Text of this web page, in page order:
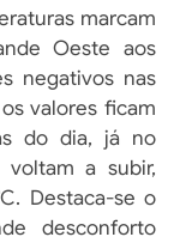
marcam
Oeste aos
negativos nas
valores ficam
do dia, já no
a subir,
Destaca-se o
desconforto